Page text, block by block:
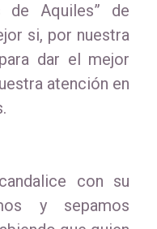
de Aquiles” de
si, por nuestra
dar el mejor
atención en
con su
y sepamos